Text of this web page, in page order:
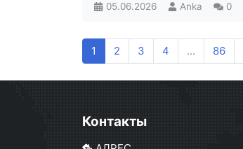
05.06.2026 Anka 0
1 2 3 4 ... 86
Контакты